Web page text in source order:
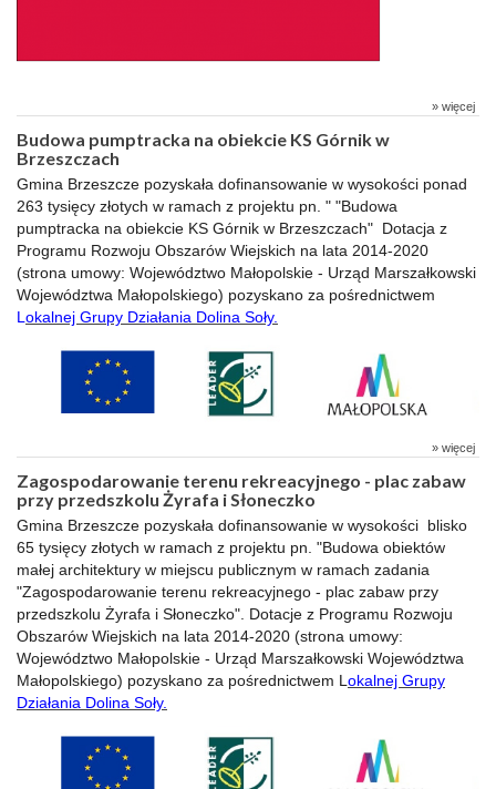
» więcej
Budowa pumptracka na obiekcie KS Górnik w
Brzeszczach
Gmina Brzeszcze pozyskała dofinansowanie w wysokości ponad
263 tysięcy złotych w ramach z projektu pn. " "Budowa
pumptracka na obiekcie KS Górnik w Brzeszczach" Dotacja z
Programu Rozwoju Obszarów Wiejskich na lata 2014-2020
(strona umowy: Województwo Małopolskie - Urząd Marszałkowski
Województwa Małopolskiego) pozyskano za pośrednictwem
L okalnej Grupy Działania Dolina Soły.
» więcej
Zagospodarowanie terenu rekreacyjnego - plac zabaw
przy przedszkolu Żyrafa i Słoneczko
Gmina Brzeszcze pozyskała dofinansowanie w wysokości blisko
65 tysięcy złotych w ramach z projektu pn. "Budowa obiektów
małej architektury w miejscu publicznym w ramach zadania
"Zagospodarowanie terenu rekreacyjnego - plac zabaw przy
przedszkolu Żyrafa i Słoneczko". Dotacje z Programu Rozwoju
Obszarów Wiejskich na lata 2014-2020 (strona umowy:
Województwo Małopolskie - Urząd Marszałkowski Województwa
Małopolskiego) pozyskano za pośrednictwem L okalnej Grupy
Działania Dolina Soły.